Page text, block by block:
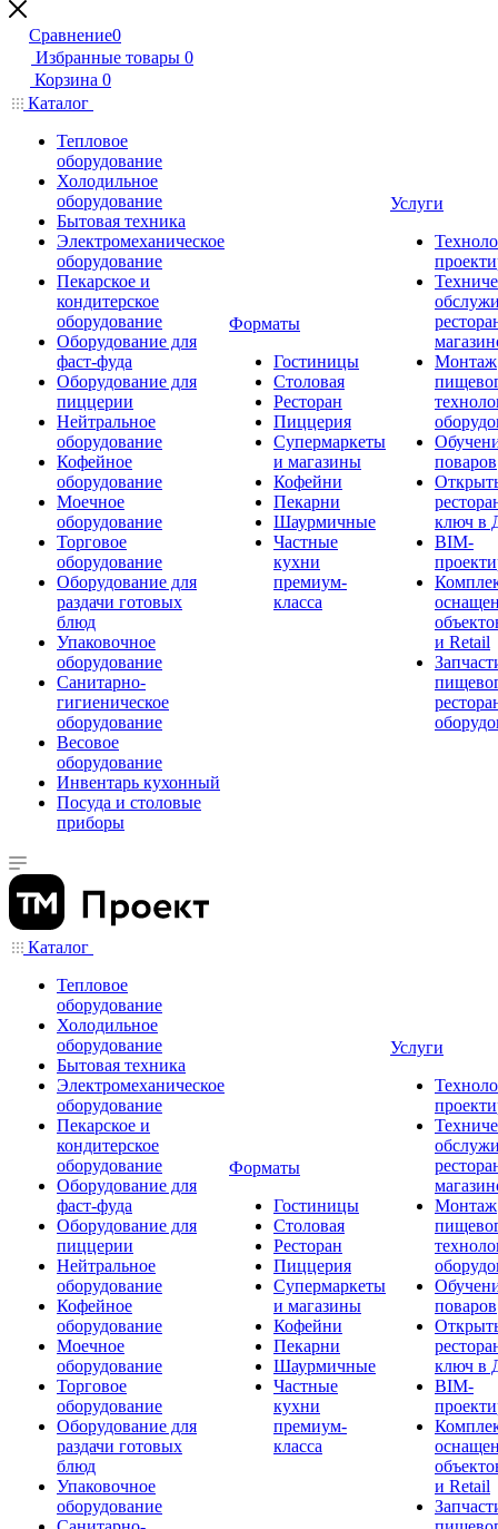
Сравнение0
Избранные товары 0
Корзина 0
Каталог
Тепловое
оборудование
Холодильное
оборудование
Бытовая техника
Электромеханическое
оборудование
Пекарское и
кондитерское
оборудование
Оборудование для
фаст-фуда
Оборудование для
пиццерии
Нейтральное
оборудование
Кофейное
оборудование
Моечное
оборудование
Торговое
оборудование
Оборудование для
раздачи готовых
блюд
Упаковочное
оборудование
Санитарно-
гигиеническое
оборудование
Весовое
оборудование
Инвентарь кухонный
Посуда и столовые
приборы
Форматы
Гостиницы
Столовая
Ресторан
Пиццерия
Супермаркеты
и магазины
Кофейни
Пекарни
Шаурмичные
Частные
кухни
премиум-
класса
Услуги
Монтаж
поваров
ключ в
BIM-
и Retail
Каталог
Тепловое
оборудование
Холодильное
оборудование
Бытовая техника
Электромеханическое
оборудование
Пекарское и
кондитерское
оборудование
Оборудование для
фаст-фуда
Оборудование для
пиццерии
Нейтральное
оборудование
Кофейное
оборудование
Моечное
оборудование
Торговое
оборудование
Оборудование для
раздачи готовых
блюд
Упаковочное
оборудование
Форматы
Гостиницы
Столовая
Ресторан
Пиццерия
Супермаркеты
и магазины
Кофейни
Пекарни
Шаурмичные
Частные
кухни
премиум-
класса
Услуги
Монтаж
поваров
ключ в
BIM-
и Retail